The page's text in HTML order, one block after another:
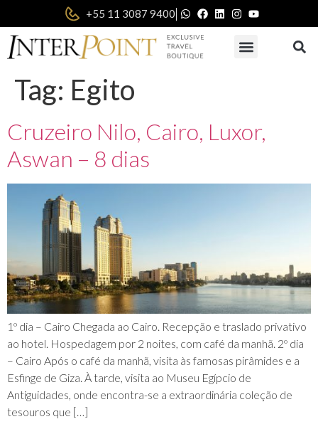
+55 11 3087 9400|
Tag: Egito
Cruzeiro Nilo, Cairo, Luxor,
Aswan – 8 dias
1º dia – Cairo Chegada ao Cairo. Recepção e traslado privativo
ao hotel. Hospedagem por 2 noites, com café da manhã. 2º dia
– Cairo Após o café da manhã, visita às famosas pirâmides e a
Esfinge de Giza. À tarde, visita ao Museu Egípcio de
Antiguidades, onde encontra-se a extraordinária coleção de
tesouros que […]